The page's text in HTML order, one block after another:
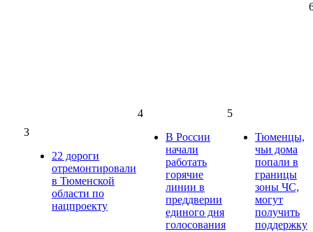
3
22 дороги
отремонтировали
в Тюменской
области по
нацпроекту
4
В России
начали
работать
горячие
линии в
преддверии
единого дня
голосования
5
Тюменцы,
чьи дома
попали в
границы
зоны ЧС,
могут
получить
поддержку